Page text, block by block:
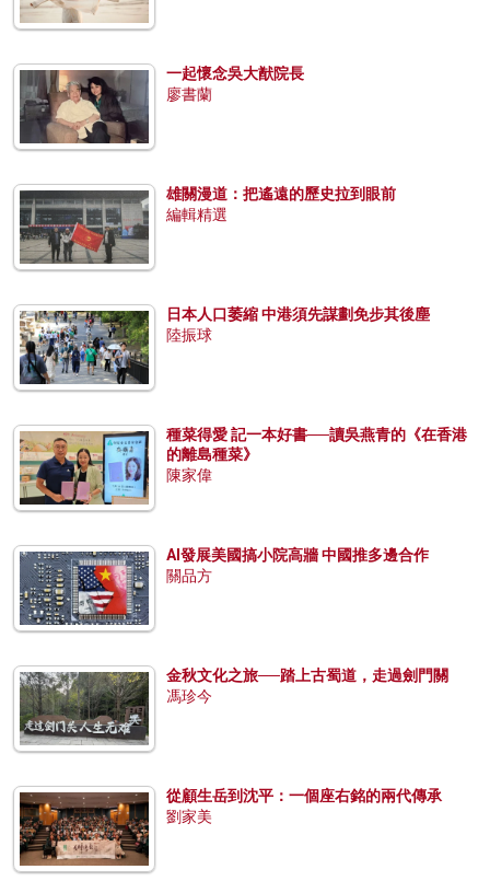
一起懷念吳大猷院長
廖書蘭
雄關漫道：把遙遠的歷史拉到眼前
編輯精選
日本人口萎縮 中港須先謀劃免步其後塵
陸振球
種菜得愛 記一本好書──讀吳燕青的《在香港
的離島種菜》
陳家偉
AI發展美國搞小院高牆 中國推多邊合作
關品方
金秋文化之旅──踏上古蜀道，走過劍門關
馮珍今
從顧生岳到沈平：一個座右銘的兩代傳承
劉家美